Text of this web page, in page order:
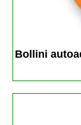
Bollini